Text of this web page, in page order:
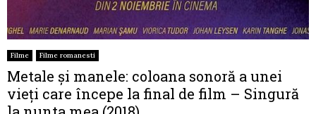
Filme Filme romanesti
Metale și manele: coloana sonoră a unei
vieți care începe la final de film – Singură